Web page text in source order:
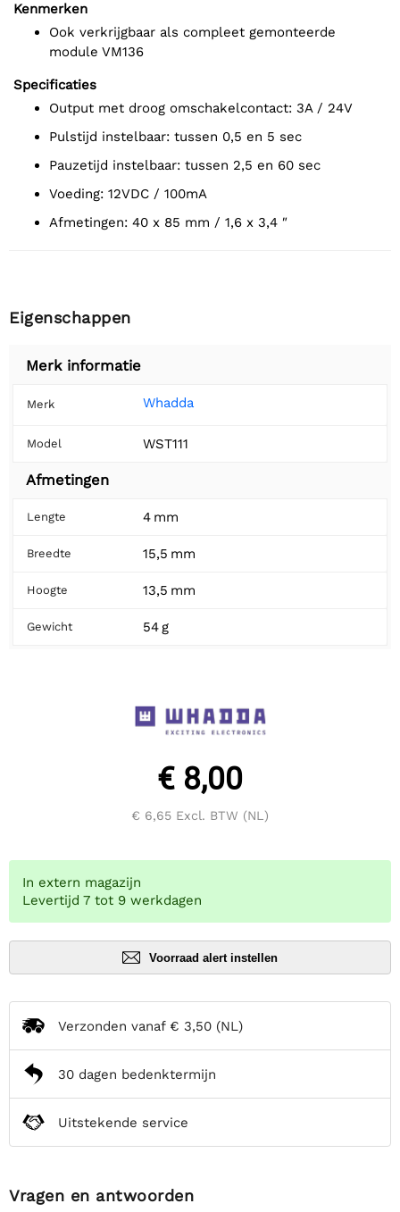
Kenmerken
ook verkrijgbaar als compleet gemonteerde
module VM136
Specificaties
output met droog omschakelcontact: 3A / 24V
pulstijd instelbaar: tussen 0,5 en 5 sec
pauzetijd instelbaar: tussen 2,5 en 60 sec
voeding: 12VDC / 100mA
afmetingen: 40 x 85 mm / 1,6 x 3,4 ″
Eigenschappen
Merk informatie
Merk Whadda
Model WST111
Afmetingen
Lengte 4 mm
Breedte 15,5 mm
Hoogte 13,5 mm
Gewicht 54 g
€ 8,00
€ 6,65 Excl. BTW (NL)
In extern magazijn
Levertijd 7 tot 9 werkdagen
Voorraad alert instellen
Verzonden vanaf € 3,50 (NL)
30 dagen bedenktermijn
Uitstekende service
Vragen en antwoorden